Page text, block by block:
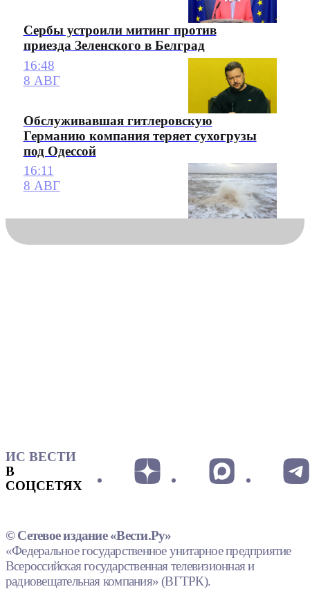
Сербы устроили митинг против
приезда Зеленского в Белград
16:48
8 АВГ
Обслуживавшая гитлеровскую
Германию компания теряет сухогрузы
под Одессой
16:11
8 АВГ
ИС ВЕСТИ
В
СОЦСЕТЯХ
© Сетевое издание «Вести.Ру»
«Федеральное государственное унитарное предприятие
Всероссийская государственная телевизионная и
радиовещательная компания» (ВГТРК).